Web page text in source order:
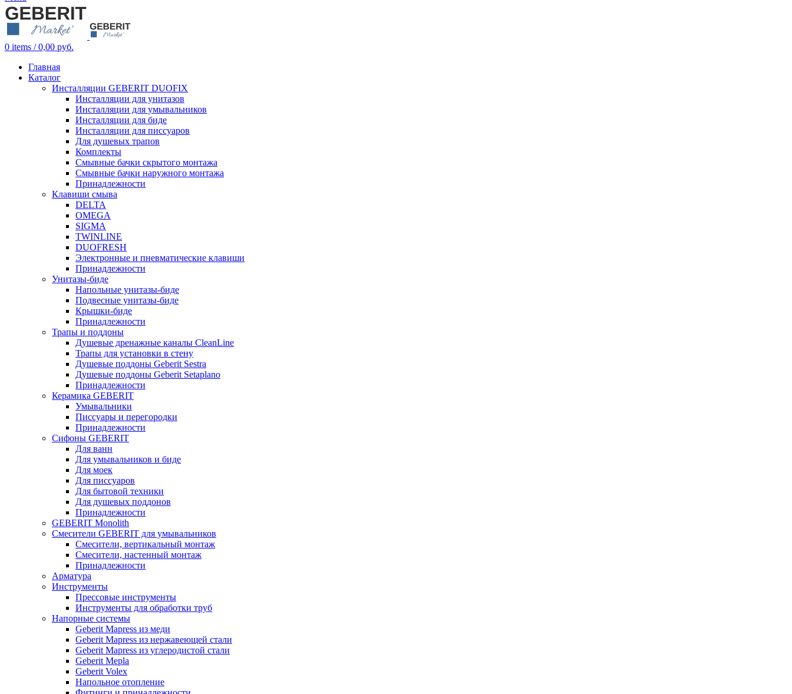
0 items / 0,00 руб.
Главная
Каталог
Инсталляции GEBERIT DUOFIX
Инсталляции для унитазов
Инсталляции для умывальников
Инсталляции для биде
Инсталляции для писсуаров
Для душевых трапов
Комплекты
Смывные бачки скрытого монтажа
Смывные бачки наружного монтажа
Принадлежности
Клавиши смыва
DELTA
OMEGA
SIGMA
TWINLINE
DUOFRESH
Электронные и пневматические клавиши
Принадлежности
Унитазы-биде
Напольные унитазы-биде
Подвесные унитазы-биде
Крышки-биде
Принадлежности
Трапы и поддоны
Душевые дренажные каналы CleanLine
Трапы для установки в стену
Душевые поддоны Geberit Sestra
Душевые поддоны Geberit Setaplano
Принадлежности
Керамика GEBERIT
Умывальники
Писсуары и перегородки
Принадлежности
Сифоны GEBERIT
Для ванн
Для умывальников и биде
Для моек
Для писсуаров
Для бытовой техники
Для душевых поддонов
Принадлежности
GEBERIT Monolith
Смесители GEBERIT для умывальников
Смесители, вертикальный монтаж
Смесители, настенный монтаж
Принадлежности
Арматура
Инструменты
Прессовые инструменты
Инструменты для обработки труб
Напорные системы
Geberit Mapress из меди
Geberit Mapress из нержавеющей стали
Geberit Mapress из углеродистой стали
Geberit Mepla
Geberit Volex
Напольное отопление